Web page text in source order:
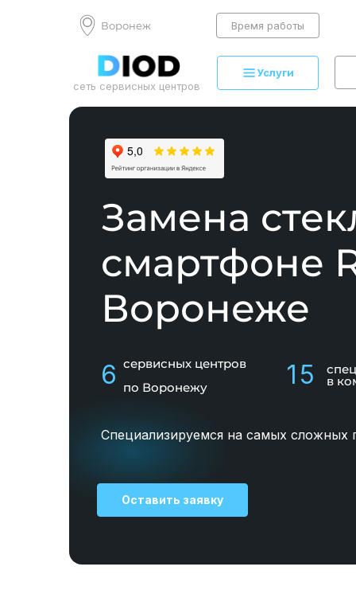
Воронеж Время работы
сеть сервисных центров
Услуги
Замена
смартфоне
Воронеже
6 сервисных центров
по Воронежу
15 в
Специализируемся на самых сложных
Оставить заявку